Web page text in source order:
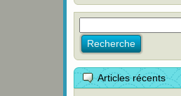
Articles récents